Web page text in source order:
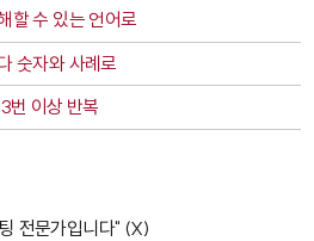
할 수 있는 언어로
숫자와 사례로
번 이상 반복
전문가입니다" (X)